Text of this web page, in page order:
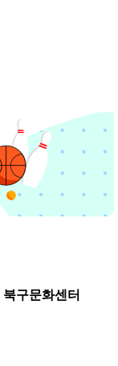
북구문화센터